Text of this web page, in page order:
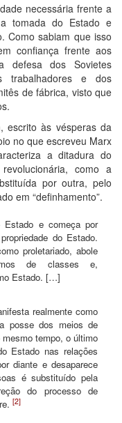
necessária frente a
tomada do Estado e
Como sabiam que isso
confiança frente aos
defesa dos Sovietes
trabalhadores e dos
de fábrica, visto que
escrito às vésperas da
no que escreveu Marx
a ditadura do
como a
por outra, pelo
em “definhamento”.
Estado e começa por
do Estado.
proletariado, abole
de classes e,
Estado. […]
realmente como
posse dos meios de
tempo, o último
Estado nas relações
diante e desaparece
é substituído pela
do processo de
[2]